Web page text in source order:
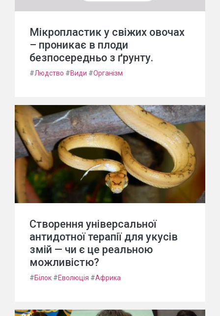
Мікропластик у свіжих овочах
– проникає в плоди
безпосередньо з ґрунту.
#Людство #Види #Організм
Створення універсальної
антидотної терапії для укусів
змій — чи є це реальною
можливістю?
#Білок #Еволюція #Африка